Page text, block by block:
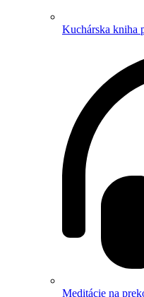
Kuchárska kniha
Meditácie na